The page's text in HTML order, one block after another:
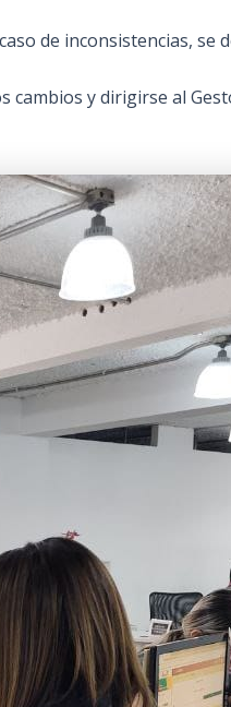
de inconsistencias, se
cambios y dirigirse al